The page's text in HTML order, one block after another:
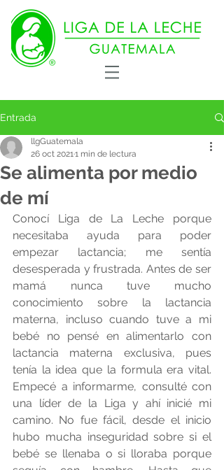
Entrada
Se alimenta por medio
de mí
llgGuatemala
26 oct 20211 min de lectura
Conocí Liga de La Leche porque
necesitaba ayuda para poder
empezar lactancia; me sentía
desesperada y frustrada. Antes de ser
mamá nunca tuve mucho
conocimiento sobre la lactancia
materna, incluso cuando tuve a mi
bebé no pensé en alimentarlo con
lactancia materna exclusiva, pues
tenía la idea que la formula era vital.
Empecé a informarme, consulté con
una líder de la Liga y ahí inicié mi
camino. No fue fácil, desde el inicio
hubo mucha inseguridad sobre si el
bebé se llenaba o si lloraba porque